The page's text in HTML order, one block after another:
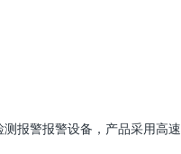
报警报警设备，产品采用